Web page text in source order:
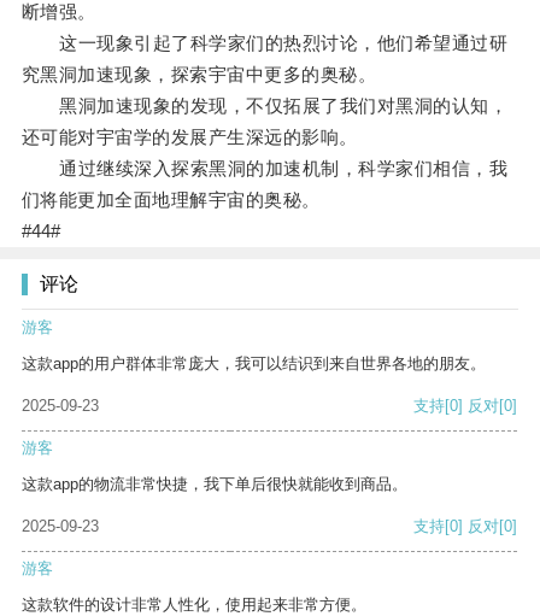
断增强。
这一现象引起了科学家们的热烈讨论，他们希望通过研
究黑洞加速现象，探索宇宙中更多的奥秘。
黑洞加速现象的发现，不仅拓展了我们对黑洞的认知，
还可能对宇宙学的发展产生深远的影响。
通过继续深入探索黑洞的加速机制，科学家们相信，我
们将能更加全面地理解宇宙的奥秘。
#44#
评论
游客
这款app的用户群体非常庞大，我可以结识到来自世界各地的朋友。
2025-09-23 支持[0] 反对[0]
游客
这款app的物流非常快捷，我下单后很快就能收到商品。
2025-09-23 支持[0] 反对[0]
游客
这款软件的设计非常人性化，使用起来非常方便。